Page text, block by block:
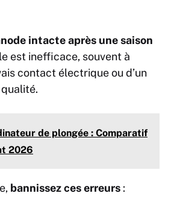
intacte après une saison
est inefficace, souvent à
contact électrique ou d’un
de plongée : Comparatif
2026
bannissez ces erreurs :